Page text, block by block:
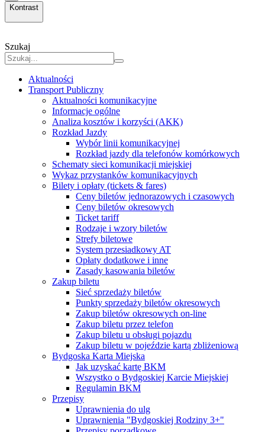
Kontrast
Szukaj
Aktualności
Transport Publiczny
Aktualności komunikacyjne
Informacje ogólne
Analiza kosztów i korzyści (AKK)
Rozkład Jazdy
Wybór linii komunikacyjnej
Rozkład jazdy dla telefonów komórkowych
Schematy sieci komunikacji miejskiej
Wykaz przystanków komunikacyjnych
Bilety i opłaty (tickets & fares)
Ceny biletów jednorazowych i czasowych
Ceny biletów okresowych
Ticket tariff
Rodzaje i wzory biletów
Strefy biletowe
System przesiadkowy AT
Opłaty dodatkowe i inne
Zasady kasowania biletów
Zakup biletu
Sieć sprzedaży biletów
Punkty sprzedaży biletów okresowych
Zakup biletów okresowych on-line
Zakup biletu przez telefon
Zakup biletu u obsługi pojazdu
Zakup biletu w pojeździe kartą zbliżeniową
Bydgoska Karta Miejska
Jak uzyskać kartę BKM
Wszystko o Bydgoskiej Karcie Miejskiej
Regulamin BKM
Przepisy
Uprawnienia do ulg
Uprawnienia "Bydgoskiej Rodziny 3+"